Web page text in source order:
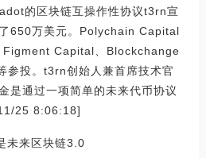
的区块链互操作性协议t3rn宣
650万美元。Polychain Capital
Capital、Blockchange
投。t3rn创始人兼首席技术官
是通过一项简单的未来代币协议
25 8:06:18]
未来区块链3.0